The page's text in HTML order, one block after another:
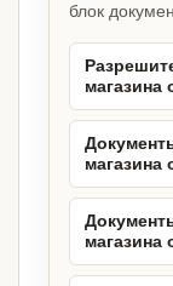
блок
магазина
магазина
магазина